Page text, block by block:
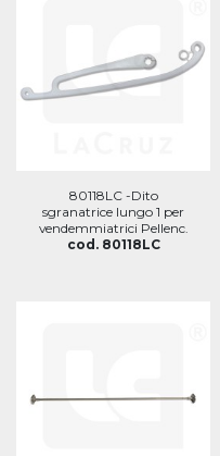
80118LC -Dito
sgranatrice lungo 1 per
vendemmiatrici Pellenc.
cod. 80118LC